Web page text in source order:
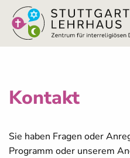
Kontakt
Sie haben Fragen oder
Programm oder unserem